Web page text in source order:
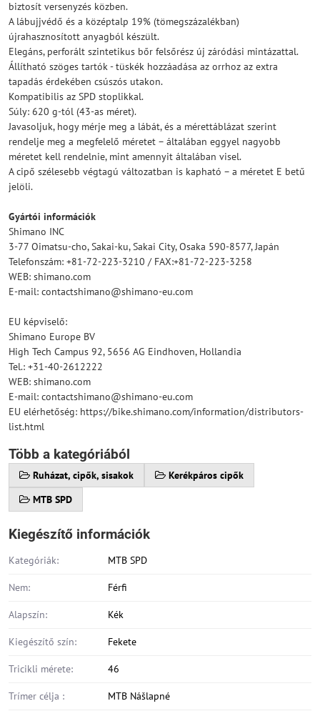
biztosít versenyzés közben.
A lábujjvédő és a középtalp 19% (tömegszázalékban)
újrahasznosított anyagból készült.
Elegáns, perforált szintetikus bőr felsőrész új záródási mintázattal.
Állítható szöges tartók - tüskék hozzáadása az orrhoz az extra
tapadás érdekében csúszós utakon.
Kompatibilis az SPD stoplikkal.
Súly: 620 g-tól (43-as méret).
Javasoljuk, hogy mérje meg a lábát, és a mérettáblázat szerint
rendelje meg a megfelelő méretet – általában eggyel nagyobb
méretet kell rendelnie, mint amennyit általában visel.
A cipő szélesebb végtagú változatban is kapható – a méretet E betű
jelöli.
Gyártói információk
Shimano INC
3-77 Oimatsu-cho, Sakai-ku, Sakai City, Osaka 590-8577, Japán
Telefonszám: +81-72-223-3210 / FAX:+81-72-223-3258
WEB: shimano.com
E-mail: contactshimano@shimano-eu.com
EU képviselő:
Shimano Europe BV
High Tech Campus 92, 5656 AG Eindhoven, Hollandia
Tel.: +31-40-2612222
WEB: shimano.com
E-mail: contactshimano@shimano-eu.com
EU elérhetőség: https://bike.shimano.com/information/distributors-
list.html
Több a kategóriából
Ruházat, cipők, sisakok
Kerékpáros cipők
MTB SPD
Kiegészítő információk
Kategóriák: MTB SPD
Nem: Férfi
Alapszín: Kék
Kiegészítő szín: Fekete
Tricikli mérete: 46
Trímer célja : MTB Nášlapné